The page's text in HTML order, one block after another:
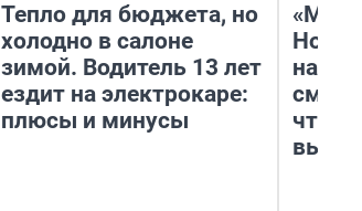
Тепло для бюджета, но
холодно в салоне
зимой. Водитель 13 лет
ездит на электрокаре:
плюсы и минусы
«Мы